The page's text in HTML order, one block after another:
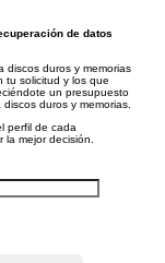
de datos
discos duros y memorias
tu solicitud y los que
un presupuesto
duros y memorias.
perfil de cada
mejor decisión.